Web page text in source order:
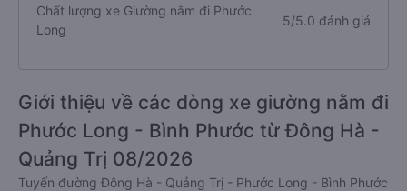
Chất lượng xe Giường nằm đi Phước
Long
5/5.0 đánh giá
Giới thiệu về các dòng xe giường nằm đi
Phước Long - Bình Phước từ Đông Hà -
Quảng Trị 08/2026
Tuyến đường Đông Hà - Quảng Trị - Phước Long - Bình Phước